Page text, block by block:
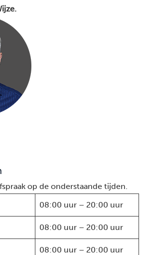
op de onderstaande tijden.
08:00 uur – 20:00 uur
08:00 uur – 20:00 uur
08:00 uur – 20:00 uur